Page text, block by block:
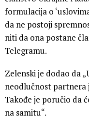
formulacija o
da ne postoji
niti da ona postane
Telegramu.
Zelenski je dodao da
neodlučnost partnera
Takođe je poručio da
na samitu“.